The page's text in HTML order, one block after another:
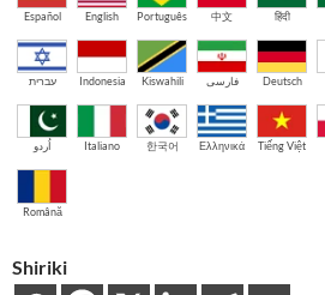
Español English Português 中文 हिंदी
עברית Indonesia Kiswahili فارسی Deutsch
اُردو Italiano 한국어 Ελληνικά Tiếng Việt
Română
Shiriki